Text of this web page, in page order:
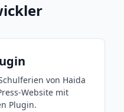
von Haida
Website mit
Plugin.